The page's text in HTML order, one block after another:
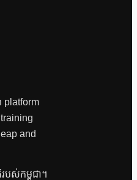
platform
and
បស់កម្ពុជា។